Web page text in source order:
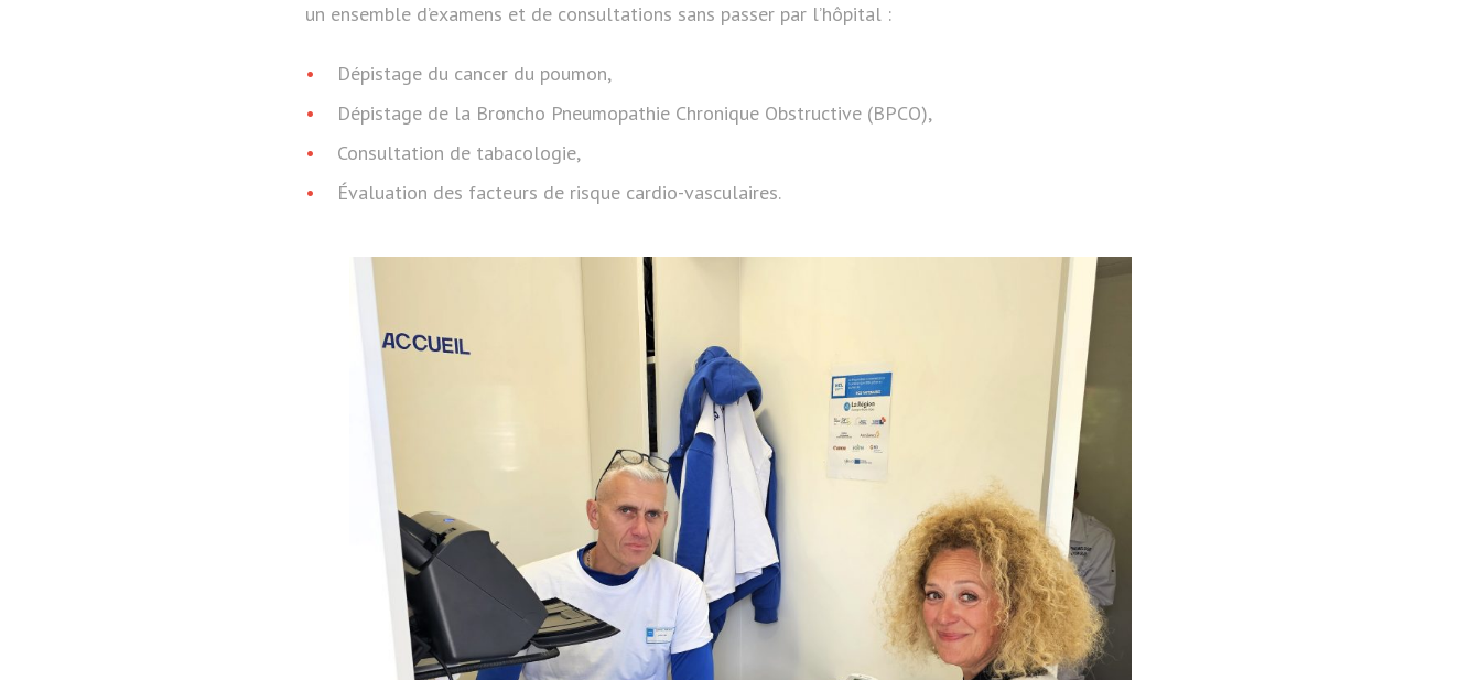
un ensemble d’examens et de consultations sans passer par l’hôpital :
Dépistage du cancer du poumon,
Dépistage de la Broncho Pneumopathie Chronique Obstructive (BPCO),
Consultation de tabacologie,
Évaluation des facteurs de risque cardio-vasculaires.